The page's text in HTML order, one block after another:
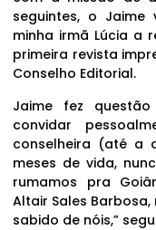
seguintes, o Jaime
minha irmã Lúcia a
primeira revista
Conselho Editorial.
Jaime fez
convidar
conselheira (até a
meses de vida,
rumamos pra
Altair Sales
sabido de nóis,”